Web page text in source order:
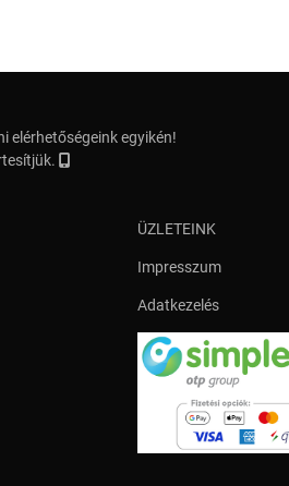
elérhetőségeink egyikén!
ÜZLETEINK
Impresszum
Adatkezelés